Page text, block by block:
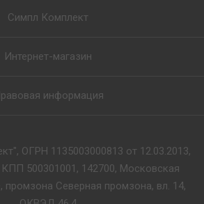
Симпл Комплект
Интернет-магазин
информация
ОГРН 1135003000813 от 12.03.2013,
500301001, 142700, Московская
промзона Северная промзона, вл. 14,